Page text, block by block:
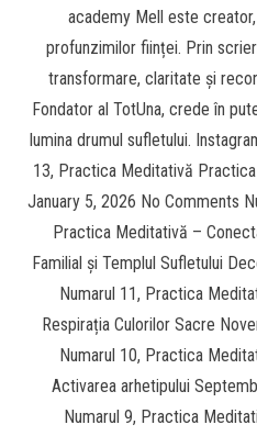
academy Mell este
profunzimilor ființei. Prin
transformare, claritate și
Fondator al TotUna, crede în
lumina drumul sufletului.
13, Practica Meditativă
January 5, 2026 No Comments
Practica Meditativă –
Familial și Templul Sufletului
Numarul 11, Practica
Respirația Culorilor Sacre
Numarul 10, Practica
Activarea arhetipului
Numarul 9, Practica